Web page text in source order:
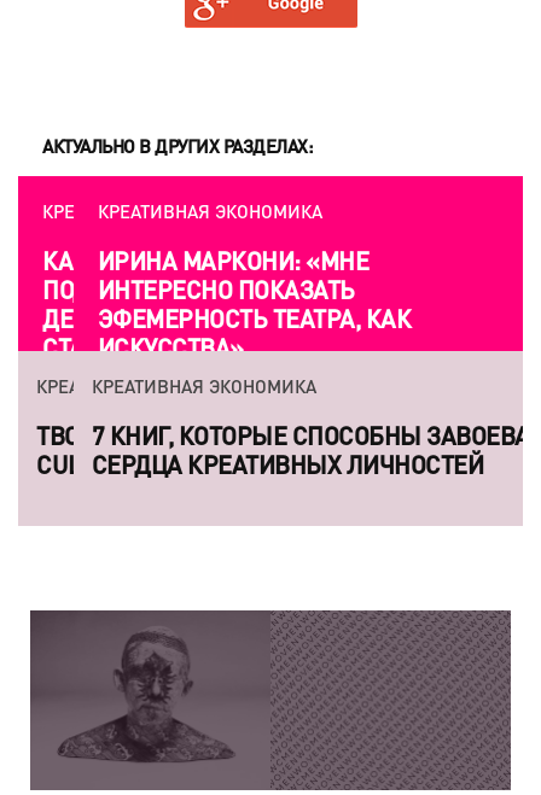
АКТУАЛЬНО В ДРУГИХ РАЗДЕЛАХ:
КРЕАТИВНАЯ ЭКОНОМИКА
ИРИНА МАРКОНИ: «МНЕ
ИНТЕРЕСНО ПОКАЗАТЬ
ЭФЕМЕРНОСТЬ ТЕАТРА, КАК
ИСКУССТВА»
КРЕАТИВНАЯ ЭКОНОМИКА
7 КНИГ, КОТОРЫЕ СПОСОБНЫ ЗАВОЕВАТЬ
СЕРДЦА КРЕАТИВНЫХ ЛИЧНОСТЕЙ